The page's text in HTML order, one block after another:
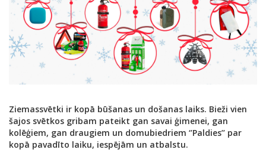
Ziemassvētki ir kopā būšanas un došanas laiks. Bieži vien
šajos svētkos gribam pateikt gan savai ģimenei, gan
kolēģiem, gan draugiem un domubiedriem ‘’Paldies’’ par
kopā pavadīto laiku, iespējām un atbalstu.